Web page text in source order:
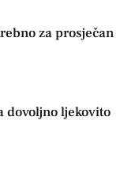
za prosječan
dovoljno ljekovito